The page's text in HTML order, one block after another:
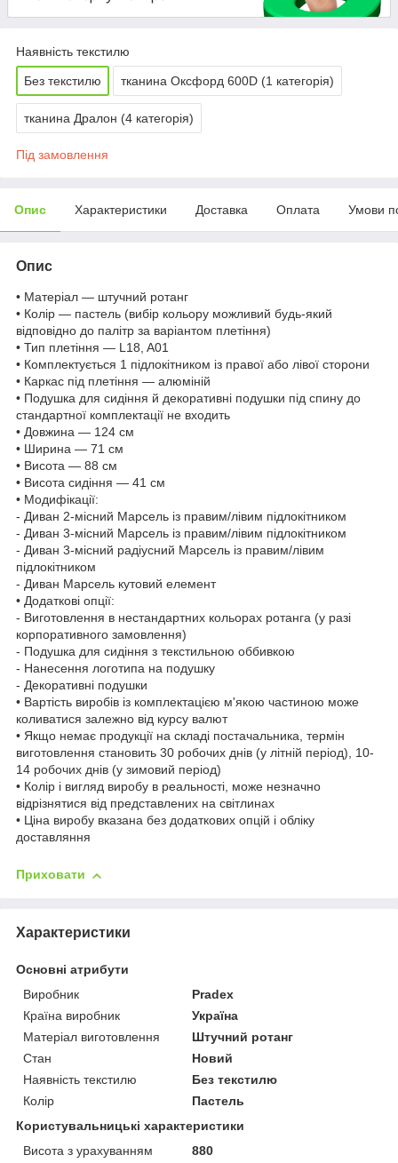
Наявність текстилю
Без текстилю тканина Оксфорд 600D (1 категорія)
тканина Дралон (4 категорія)
Під замовлення
Опис Характеристики Доставка Оплата Умови
Опис
• Матеріал — штучний ротанг
• Колір — пастель (вибір кольору можливий будь-який
відповідно до палітр за варіантом плетіння)
• Тип плетіння — L18, A01
• Комплектується 1 підлокітником із правої або лівої сторони
• Каркас під плетіння — алюміній
• Подушка для сидіння й декоративні подушки під спину до
стандартної комплектації не входить
• Довжина — 124 см
• Ширина — 71 см
• Висота — 88 см
• Висота сидіння — 41 см
• Модифікації:
- Диван 2-місний Марсель із правим/лівим підлокітником
- Диван 3-місний Марсель із правим/лівим підлокітником
- Диван 3-місний радіусний Марсель із правим/лівим
підлокітником
- Диван Марсель кутовий елемент
• Додаткові опції:
- Виготовлення в нестандартних кольорах ротанга (у разі
корпоративного замовлення)
- Подушка для сидіння з текстильною оббивкою
- Нанесення логотипа на подушку
- Декоративні подушки
• Вартість виробів із комплектацією м'якою частиною може
коливатися залежно від курсу валют
• Якщо немає продукції на складі постачальника, термін
виготовлення становить 30 робочих днів (у літній період), 10-
14 робочих днів (у зимовий період)
• Колір і вигляд виробу в реальності, може незначно
відрізнятися від представлених на світлинах
• Ціна виробу вказана без додаткових опцій і обліку
доставляння
Приховати
Характеристики
Основні атрибути
Виробник
Pradex
Країна виробник
Україна
Матеріал виготовлення
Штучний ротанг
Стан
Новий
Наявність текстилю
Без текстилю
Колір
Пастель
Користувальницькі характеристики
Висота з урахуванням
880